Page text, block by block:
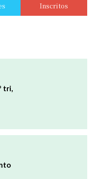
Inscritos
tri,